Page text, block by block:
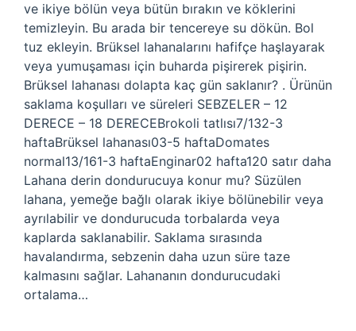
ve ikiye bölün veya bütün bırakın ve köklerini
temizleyin. Bu arada bir tencereye su dökün. Bol
tuz ekleyin. Brüksel lahanalarını hafifçe haşlayarak
veya yumuşaması için buharda pişirerek pişirin.
Brüksel lahanası dolapta kaç gün saklanır? . Ürünün
saklama koşulları ve süreleri SEBZELER – 12
DERECE – 18 DERECEBrokoli tatlısı7/132-3
haftaBrüksel lahanası03-5 haftaDomates
normal13/161-3 haftaEnginar02 hafta120 satır daha
Lahana derin dondurucuya konur mu? Süzülen
lahana, yemeğe bağlı olarak ikiye bölünebilir veya
ayrılabilir ve dondurucuda torbalarda veya
kaplarda saklanabilir. Saklama sırasında
havalandırma, sebzenin daha uzun süre taze
kalmasını sağlar. Lahananın dondurucudaki
ortalama…